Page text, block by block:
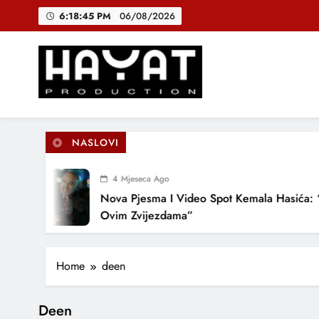
6:18:45 PM 06/08/2026
Hayat Production
Promocija domaće muzike
NASLOVI
4 Mjeseca Ago
Nova Pjesma I Video Spot Kemala Hasića:
Ovim Zvijezdama”
Home deen
Deen